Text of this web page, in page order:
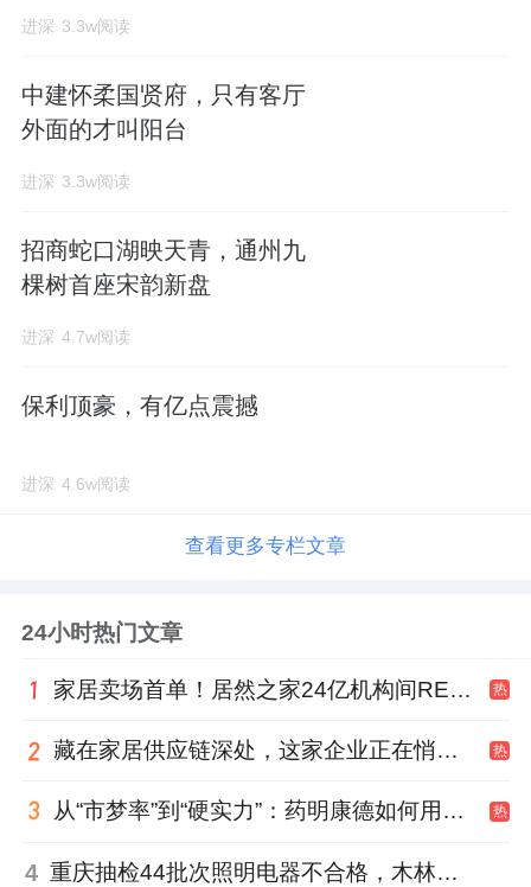
进深 3.3w阅读
中建怀柔国贤府，只有客厅
外面的才叫阳台
进深 3.3w阅读
招商蛇口湖映天青，通州九
棵树首座宋韵新盘
进深 4.7w阅读
保利顶豪，有亿点震撼
进深 4.6w阅读
查看更多专栏文章
24小时热门文章
家居卖场首单！居然之家24亿机构间REITs获深交所无异议函 热
藏在家居供应链深处，这家企业正在悄悄转型 热
从“市梦率”到“硬实力”：药明康德如何用业绩填平2021年估值鸿沟？ 热
4 重庆抽检44批次照明电器不合格，木林森全资子公司被点名